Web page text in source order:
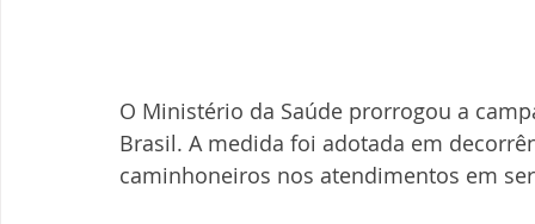
O Ministério da Saúde prorrogou a
Brasil. A medida foi adotada em
caminhoneiros nos atendimentos em